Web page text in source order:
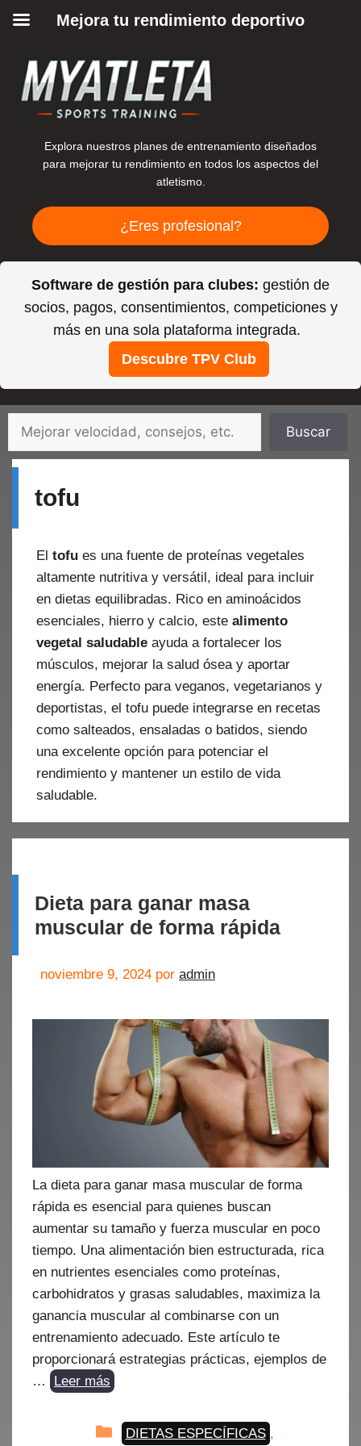
Explora nuestros planes de entrenamiento diseñados
para mejorar tu rendimiento en todos los aspectos del
atletismo.
¿Eres profesional?
Software de gestión para clubes: gestión de
socios, pagos, consentimientos, competiciones y
más en una sola plataforma integrada.
Descubre TPV Club
Saltar
contenido
Buscar
tofu
El tofu es una fuente de proteínas vegetales
altamente nutritiva y versátil, ideal para incluir
en dietas equilibradas. Rico en aminoácidos
esenciales, hierro y calcio, este alimento
vegetal saludable ayuda a fortalecer los
músculos, mejorar la salud ósea y aportar
energía. Perfecto para veganos, vegetarianos y
deportistas, el tofu puede integrarse en recetas
como salteados, ensaladas o batidos, siendo
una excelente opción para potenciar el
rendimiento y mantener un estilo de vida
saludable.
Dieta para ganar masa
muscular de forma rápida
noviembre 9, 2024 por admin
La dieta para ganar masa muscular de forma
rápida es esencial para quienes buscan
aumentar su tamaño y fuerza muscular en poco
tiempo. Una alimentación bien estructurada, rica
en nutrientes esenciales como proteínas,
carbohidratos y grasas saludables, maximiza la
ganancia muscular al combinarse con un
entrenamiento adecuado. Este artículo te
proporcionará estrategias prácticas, ejemplos de
…
Leer más
Categorías
DIETAS ESPECÍFICAS ,
Mejora tu rendimiento deportivo